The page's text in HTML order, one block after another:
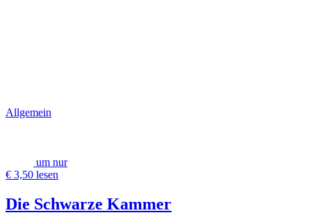
Allgemein
um nur
€ 3,50 lesen
Die Schwarze Kammer